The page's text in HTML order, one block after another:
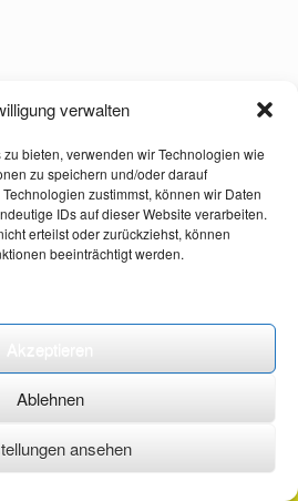
verwalten
bieten, verwenden wir Technologien wie
zu speichern und/oder darauf
zustimmst, können wir Daten
IDs auf dieser Website verarbeiten.
erteilst oder zurückziehst, können
beeinträchtigt werden.
Ablehnen
ansehen
·AGB ·Datenschutzerklärung ·Impressum ·